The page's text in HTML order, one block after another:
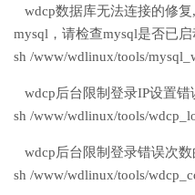
wdcp数据库无法连接的修
mysql，请检查mysql是否已
sh /www/wdlinux/tools/
wdcp后台限制登录IP设置
sh /www/wdlinux/tools/
wdcp后台限制登录错误次
sh /www/wdlinux/tools/